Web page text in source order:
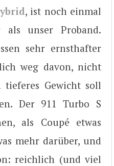
, ist noch einmal
als unser Proband.
sehr ernsthafter
weg davon, nicht
tieferes Gewicht soll
Der 911 Turbo S
als Coupé etwas
mehr darüber, und
reichlich (und viel